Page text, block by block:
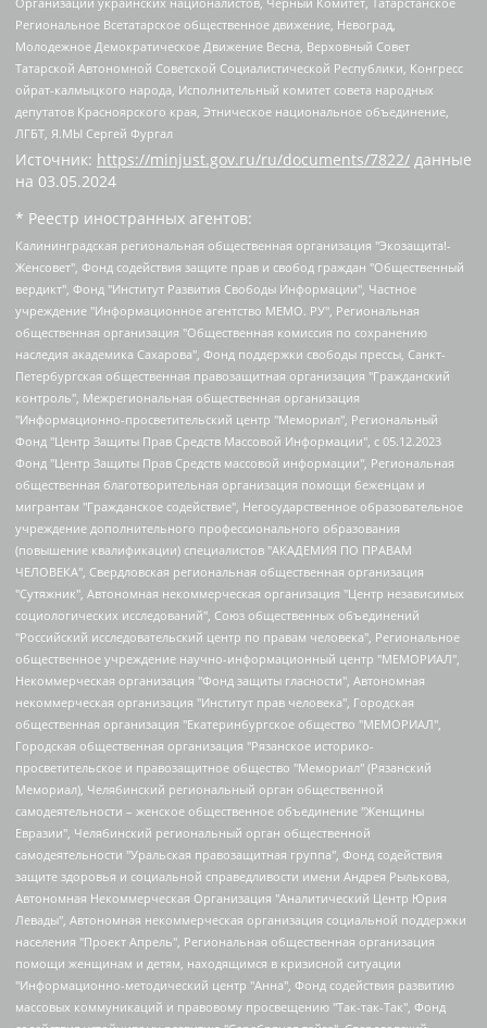
Региональное Всетатарское общественное движение, Невоград,
Молодежное Демократическое Движение Весна, Верховный Совет
Татарской Автономной Советской Социалистической Республики, Конгресс
ойрат-калмыцкого народа, Исполнительный комитет совета народных
депутатов Красноярского края, Этническое национальное объединение,
ЛГБТ, Я.МЫ Сергей Фургал
Источник: https://minjust.gov.ru/ru/documents/7822/ данные
на 03.05.2024
* Реестр иностранных агентов:
Калининградская региональная общественная организация "Экозащита!-Женсовет", Фонд содействия защите прав и свобод граждан "Общественный вердикт", Фонд "Институт Развития Свободы Информации", Частное учреждение "Информационное агентство МЕМО. РУ", Региональная общественная организация "Общественная комиссия по сохранению наследия академика Сахарова", Фонд поддержки свободы прессы, Санкт-Петербургская общественная правозащитная организация "Гражданский контроль", Межрегиональная общественная организация "Информационно-просветительский центр "Мемориал", Региональный Фонд "Центр Защиты Прав Средств Массовой Информации", с 05.12.2023 Фонд "Центр Защиты Прав Средств массовой информации", Региональная общественная благотворительная организация помощи беженцам и мигрантам "Гражданское содействие", Негосударственное образовательное учреждение дополнительного профессионального образования (повышение квалификации) специалистов "АКАДЕМИЯ ПО ПРАВАМ ЧЕЛОВЕКА", Свердловская региональная общественная организация "Сутяжник", Автономная некоммерческая организация "Центр независимых социологических исследований", Союз общественных объединений "Российский исследовательский центр по правам человека", Региональное общественное учреждение научно-информационный центр "МЕМОРИАЛ", Некоммерческая организация "Фонд защиты гласности", Автономная некоммерческая организация "Институт прав человека", Городская общественная организация "Екатеринбургское общество "МЕМОРИАЛ", Городская общественная организация "Рязанское историко-просветительское и правозащитное общество "Мемориал" (Рязанский Мемориал), Челябинский региональный орган общественной самодеятельности – женское общественное объединение "Женщины Евразии", Челябинский региональный орган общественной самодеятельности "Уральская правозащитная группа", Фонд содействия защите здоровья и социальной справедливости имени Андрея Рылькова, Автономная Некоммерческая Организация "Аналитический Центр Юрия Левады", Автономная некоммерческая организация социальной поддержки населения "Проект Апрель", Региональная общественная организация помощи женщинам и детям, находящимся в кризисной ситуации "Информационно-методический центр "Анна", Фонд содействия развитию массовых коммуникаций и правовому просвещению "Так-так-Так", Фонд содействия устойчивому развитию "Серебряная тайга", Свердловский региональный общественный фонд социальных проектов "Новое время", "Idel.Реалии", Кавказ.Реалии, Крым.Реалии, Телеканал Настоящее Время, Татаро-башкирская служба Радио Свобода (Azatliq Radiosi), Радио Свободная Европа/Радио Свобода (PCE/PC), "Сибирь.Реалии", "Фактограф", Благотворительный фонд помощи осужденным и их семьям, Автономная некоммерческая организация "Институт глобализации и социальных движений", Фонд "В защиту прав заключенных", Частное учреждение "Центр поддержки и содействия развитию средств массовой информации", Пензенский региональный общественный благотворительный фонд "Гражданский союз", "Север.Реалии", Некоммерческая организация Фонд "Правовая инициатива", Общество с ограниченной ответственностью "Радио Свободная Европа/Радио Свобода", Чешское информационное агентство "MEDIUM-ORIENT", Красноярская региональная общественная организация "Мы против СПИДа", Камалягин Денис Николаевич, Маркелов Сергей Евгеньевич, Пономарев Лев Александрович, Савицкая Людмила Алексеевна, Автономная некоммерческая организация "Центр по работе с проблемой насилия "НАСИЛИЮ.НЕТ", Межрегиональный профессиональный союз работников здравоохранения "Альянс врачей", Юридическое лицо, зарегистрированное в Латвийской Республике, SIA "Medusa Project" (регистрационный номер 40103797863, дата регистрации 10.06.2014), Некоммерческая организация "Фонд по борьбе с коррупцией", Автономная некоммерческая организация "Институт права и публичной политики", Баданин Роман Сергеевич, Гликин Максим Александрович, Железнова Мария Михайловна, Лукьянова Юлия Сергеевна, Маетная Елизавета Витальевна, Маняхин Петр Борисович, Чуракова Ольга Владимировна, Ярош Юлия Петровна, Юридическое лицо "The Insider SIA", зарегистрированное в Риге, Латвийская Республика (дата регистрации 26.06.2015), являющееся администратором доменного имени интернет-издания "The Insider SIA", https://theins.ru, Постернак Алексей Евгеньевич, Рубин Михаил Аркадьевич, Анин Роман Александрович, Юридическое лицо Istories fonds, зарегистрированное в Латвийской Республике (регистрационный номер 50008295751, дата регистрации 24.02.2020), Великовский Дмитрий Александрович, Долинина Ирина Николаевна, Мароховская Алеся Алексеевна, Шлейнов Роман Юрьевич, Шмагун Олеся Валентиновна, Общество с ограниченной ответственностью "Альтаир 2021", Общество с ограниченной ответственностью "Вега 2021", Общество с ограниченной ответственностью "Главный редактор 2021", Общество с ограниченной ответственностью "Ромашки монолит", Важенков Артем Валерьевич, Ивановская областная общественная организация "Центр гендерных исследований", Гурман Юрий Альбертович, Медиапроект "ОВД-Инфо", Егоров Владимир Владимирович, Жилинский Владимир Александрович, Общество с ограниченной ответственностью "ЗП", Иванова София Юрьевна, Карезина Инна Павловна, Кильтау Екатерина Викторовна, Петров Алексей Викторович, Пискунов Сергей Евгеньевич, Смирнов Сергей Сергеевич, Тихонов Михаил Сергеевич, Общество с ограниченной ответственностью "ЖУРНАЛИСТ-ИНОСТРАННЫЙ АГЕНТ", Арапова Галина Юрьевна, Вольтская Татьяна Анатольевна, Американская компания "Mason G.E.S. Anonymous Foundation" (США), являющаяся владельцем интернет-издания https://mnews.world/, Компания "Stichting Bellingcat", зарегистрированная в Нидерландах (дата регистрации 11.07.2018), Захаров Андрей Вячеславович, Клепиковская Екатерина Дмитриевна, Общество с ограниченной ответственностью "МЕМО", Перл Роман Александрович, Симонов Евгений Алексеевич, Соловьева Елена Анатольевна, Сотников Даниил Владимирович, Сурначева Елизавета Дмитриевна, Автономная некоммерческая организация по защите прав человека и информированию населения "Якутия – Наше Мнение", Общество с ограниченной ответственностью "Москоу диджитал медиа", с 26.01.2023 Общество с ограниченной ответственностью "Чайка Белые сады", Ветошкина Валерия Валерьевна, Заговора Максим Александрович, Межрегиональное общественное движение "Российская ЛГБТ - сеть", Оленичев Максим Владимирович, Павлов Иван Юрьевич, Скворцова Елена Сергеевна, Общество с ограниченной ответственностью "Как бы инагент", Кочетков Игорь Викторович, Общество с ограниченной ответственностью "Честные выборы", Еланчик Олег Александрович, Общество с ограниченной ответственностью "Нобелевский призыв", Гималова Регина Эмилевна, Григорьев Андрей Валерьевич, Григорьева Алина Александровна, Ассоциация по содействию защите прав призывников, альтернативнослужащих и военнослужащих "Правозащитная группа "Гражданин.Армия.Право", Хисамова Регина Фаритовна, Автономная некоммерческая организация по реализации социально-правовых программ "Лилит", Дальневосточное общественное движение "Маяк", Санкт-Петербургская ЛГБТ-инициативная группа "Выход", Инициативная группа ЛГБТ+ "Реверс", Алексеев Андрей Викторович, Бекбулатова Таисия Львовна, Беляев Иван Михайлович, Владыкина Елена Сергеевна, Гельман Марат Александрович, Никульшина Вероника Юрьевна, Толоконникова Надежда Андреевна, Шендерович Виктор Анатольевич, Общество с ограниченной ответственностью "Данное сообщение", Общество с ограниченной ответственностью Издательский дом "Новая глава", Айнбиндер Александра Александровна, Московский комьюнити-центр для ЛГБТ+инициатив, Благотворительный фонд развития филантропии, Deutsche Welle (Германия, Kurt-Schumacher-Strasse 3, 53113 Bonn), Борзунова Мария Михайловна, Воробьев Виктор Викторович, Голубева Анна Львовна, Константинова Алла Михайловна, Малкова Ирина Владимировна, Мурадов Мурад Абдулгалимович, Осетинская Елизавета Николаевна, Понасенков Евгений Николаевич, Ганапольский Матвей Юрьевич, Киселев Евгений Алексеевич, Борухович Ирина Григорьевна, Дремин Иван Тимофеевич, Дубровский Дмитрий Викторович, Красноярская региональная общественная организация поддержки и развития альтернативных образовательных технологий и межкультурных коммуникаций "ИНТЕРРА", Маяковская Екатерина Алексеевна, Фейгин Марк Захарович, Филимонов Андрей Викторович, Дзугкоева Регина Николаевна, Доброхотов Роман Александрович, Дудь Юрий Александрович, Елкин Сергей Владимирович, Кругликов Кирилл Игоревич, Сабунаева Мария Леонидовна, Семенов Алексей Владимирович, Шаинян Карен Багратович, Шульман Екатерина Михайловна, Асафьев Артур Валерьевич, Вахштайн Виктор Семенович, Венедиктов Алексей Алексеевич, Лушникова Екатерина Евгеньевна, Волков Леонид Михайлович, Невзоров Александр Глебович, Пархоменко Сергей Борисович, Сироткин Ярослав Николаевич, Кара-Мурза Владимир Владимирович, Баранова Наталья Владимировна, Гозман Леонид Яковлевич, Кагарлицкий Борис Юльевич, Климарев Михаил Валерьевич, Милов Владимир Станиславович, Автономная некоммерческая организация Краснодарский центр современного искусства "Типография", Моргенштерн Алишер Тагирович, Соболь Любовь Эдуардовна, Общество с ограниченной ответственностью "ЛИЗА НОРМ", Каспаров Гарри Кимович, Ходорковский Михаил Борисович, Общество с ограниченной ответственностью "Апрельские тезисы", Данилович Ирина Брониславовна, Кашин Олег Владимирович, Петров Николай Владимирович, Пивоваров Алексей Владимирович, Соколов Михаил Владимирович, Цветкова Юлия Владимировна, Чичваркин Евгений Александрович, Комитет против пыток/Команда против пыток, Общество с ограниченной ответственностью "Первый научный", Общество с ограниченной ответственностью "Вертолет и ко", Белоцерковская Вероника Борисовна, Кац Максим Евгеньевич, Лазарева Татьяна Юрьевна, Шаведдинов Руслан Табризович, Яшин Илья Валерьевич, Общество с ограниченной ответственностью "Иноагент ААВ", Алешковский Дмитрий Петрович, Альбац Евгения Марковна, Быков Дмитрий Львович, Галямина Юлия Евгеньевна, Лойко Сергей Леонидович, Мартынов Кирилл Константинович, Медведев Сергей Александрович, Крашенинников Федор Геннадиевич, Гордеева Катерина Вл